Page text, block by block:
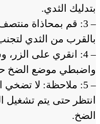
بتدليك الثدي.
– 3: قم بمحاذاة
بالقرب من الثدي
– 4: انقري على
واضبطي موضع الضخ
– 5: ملاحظة: لا
الضخ.